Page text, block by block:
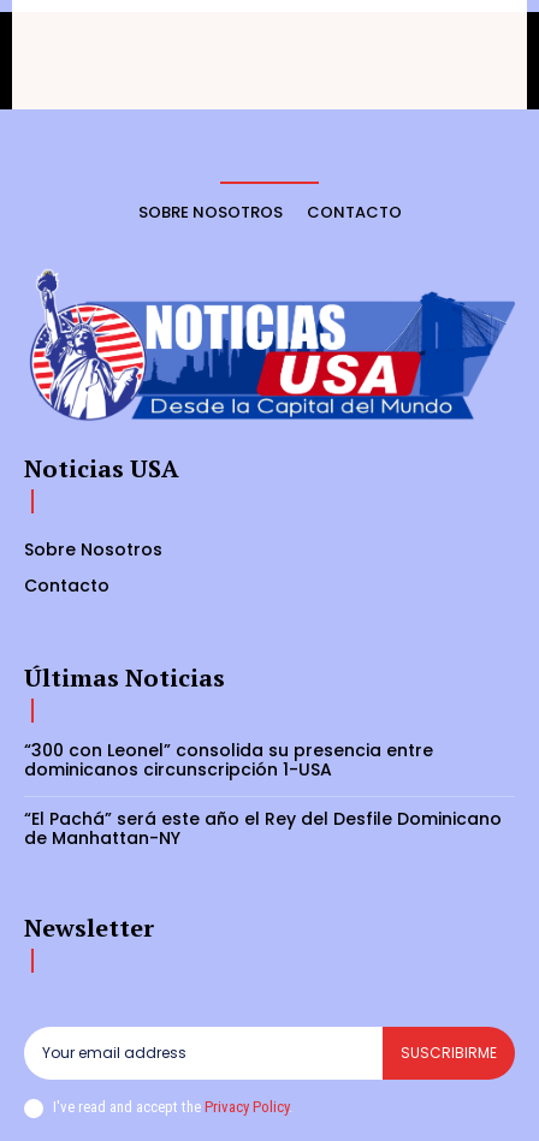
SOBRE NOSOTROS CONTACTO
Noticias USA
Sobre Nosotros
Contacto
Últimas Noticias
“300 con Leonel” consolida su presencia entre
dominicanos circunscripción 1-USA
“El Pachá” será este año el Rey del Desfile Dominicano
de Manhattan-NY
Newsletter
SUSCRIBIRME
I've read and accept the Privacy Policy.